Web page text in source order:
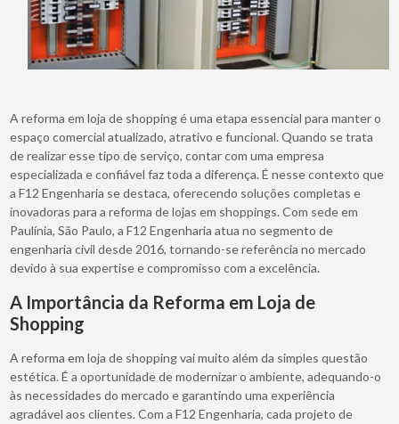
A reforma em loja de shopping é uma etapa essencial para manter o
espaço comercial atualizado, atrativo e funcional. Quando se trata
de realizar esse tipo de serviço, contar com uma empresa
especializada e confiável faz toda a diferença. É nesse contexto que
a F12 Engenharia se destaca, oferecendo soluções completas e
inovadoras para a reforma de lojas em shoppings. Com sede em
Paulínia, São Paulo, a F12 Engenharia atua no segmento de
engenharia civil desde 2016, tornando-se referência no mercado
devido à sua expertise e compromisso com a excelência.
A Importância da Reforma em Loja de
Shopping
A reforma em loja de shopping vai muito além da simples questão
estética. É a oportunidade de modernizar o ambiente, adequando-o
às necessidades do mercado e garantindo uma experiência
agradável aos clientes. Com a F12 Engenharia, cada projeto de